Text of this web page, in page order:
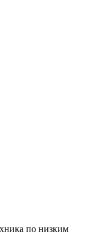
по низким